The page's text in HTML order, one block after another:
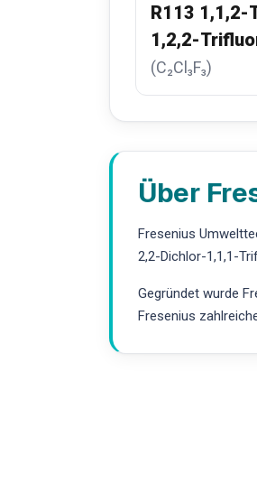
R113 1,1,2-
1,2,2-
(C₂Cl₃F₃)
Über
Fresenius
2,2-Dichlor-1,1,1-
Gegründet wurde
Fresenius